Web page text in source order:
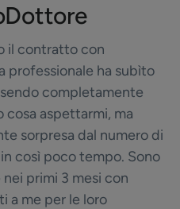
il contratto con
professionale ha subìto
completamente
cosa aspettarmi, ma
sorpresa dal numero di
così poco tempo. Sono
primi 3 mesi con
a me per le loro